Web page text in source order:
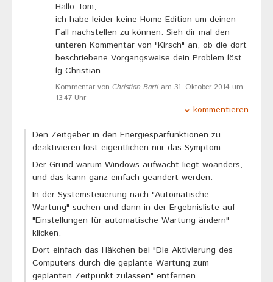
Hallo Tom,
ich habe leider keine Home-Edition um deinen
Fall nachstellen zu können. Sieh dir mal den
unteren Kommentar von "Kirsch" an, ob die dort
beschriebene Vorgangsweise dein Problem löst.
lg Christian
Kommentar von Christian Bartl am 31. Oktober 2014 um
13:47 Uhr
kommentieren
Den Zeitgeber in den Energiesparfunktionen zu
deaktivieren löst eigentlichen nur das Symptom.
Der Grund warum Windows aufwacht liegt woanders,
und das kann ganz einfach geändert werden:
In der Systemsteuerung nach "Automatische
Wartung" suchen und dann in der Ergebnisliste auf
"Einstellungen für automatische Wartung ändern"
klicken.
Dort einfach das Häkchen bei "Die Aktivierung des
Computers durch die geplante Wartung zum
geplanten Zeitpunkt zulassen" entfernen.